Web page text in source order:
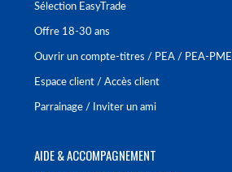
Sélection EasyTrade
Offre 18-30 ans
Ouvrir un compte-titres / PEA / PEA-PME
Espace client / Accès client
Parrainage / Inviter un ami
AIDE & ACCOMPAGNEMENT